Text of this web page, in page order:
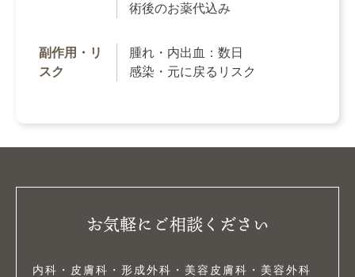
術後のお薬代込み
副作用・リ
スク
腫れ・内出血：数日
感染・元に戻るリスク
お気軽にご相談ください
内科・皮膚科・形成外科・美容皮膚科・美容外科